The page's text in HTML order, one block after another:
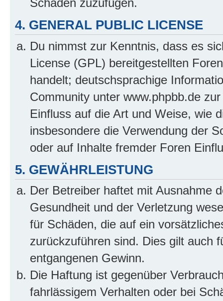
Schaden zuzufügen.
4. GENERAL PUBLIC LICENSE
Du nimmst zur Kenntnis, dass es
License (GPL) bereitgestellten
handelt; deutschsprachige
Community unter www.phpbb.de
Einfluss auf die Art und Weise, wie
insbesondere die Verwendung der
oder auf Inhalte fremder Foren
5. GEWÄHRLEISTUNG
Der Betreiber haftet mit Ausnahme
Gesundheit und der Verletzung
für Schäden, die auf ein
zurückzuführen sind. Dies gilt auch
entgangenen Gewinn.
Die Haftung ist gegenüber
fahrlässigem Verhalten oder bei